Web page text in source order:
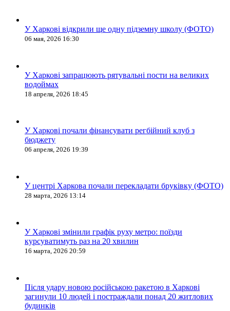
У Харкові відкрили ще одну підземну школу (ФОТО)
06 мая, 2026 16:30
У Харкові запрацюють рятувальні пости на великих
водоймах
18 апреля, 2026 18:45
У Харкові почали фінансувати регбійний клуб з
бюджету
06 апреля, 2026 19:39
У центрі Харкова почали перекладати бруківку (ФОТО)
28 марта, 2026 13:14
У Харкові змінили графік руху метро: поїзди
курсуватимуть раз на 20 хвилин
16 марта, 2026 20:59
Після удару новою російською ракетою в Харкові
загинули 10 людей і постраждали понад 20 житлових
будинків